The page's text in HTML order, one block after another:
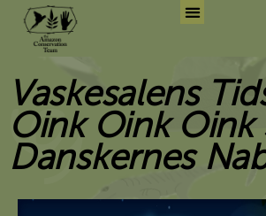
content
Vaskesalens
Oink Oink Oink
Danskernes